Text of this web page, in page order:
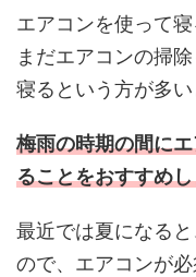
エアコンを使って
まだエアコンの掃
寝るという方が多い
梅雨の時期の間に
ることをおすすめ
最近では夏になる
ので、エアコンが必